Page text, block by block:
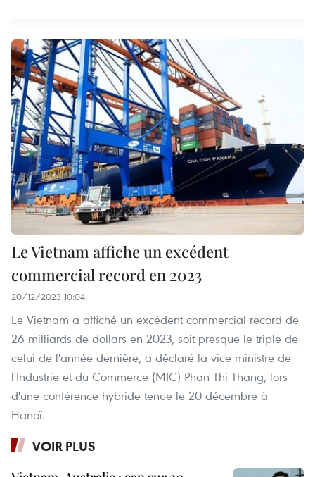
Le Vietnam affiche un excédent
commercial record en 2023
20/12/2023 10:04
Le Vietnam a affiché un excédent commercial record de
26 milliards de dollars en 2023, soit presque le triple de
celui de l'année dernière, a déclaré la vice-ministre de
l'Industrie et du Commerce (MIC) Phan Thi Thang, lors
d'une conférence hybride tenue le 20 décembre à
Hanoï.
VOIR PLUS